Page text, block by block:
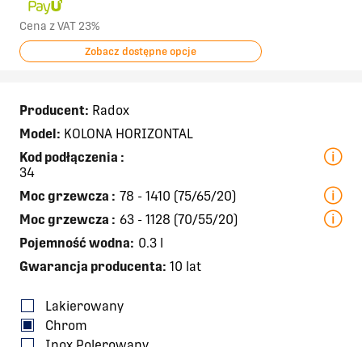
Cena z VAT 23%
Zobacz dostępne opcje
Producent: Radox
Model: KOLONA HORIZONTAL
Kod podłączenia :
34
Moc grzewcza : 78 - 1410 (75/65/20)
Moc grzewcza : 63 - 1128 (70/55/20)
Pojemność wodna: 0.3 l
Gwarancja producenta: 10 lat
Lakierowany
Chrom